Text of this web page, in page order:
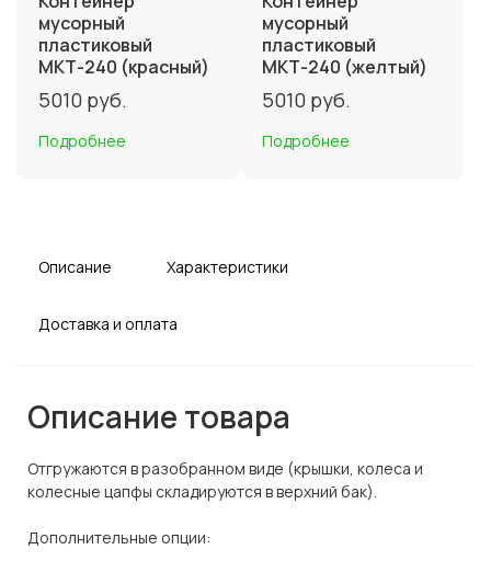
мусорный
пластиковый
МКТ-240 (красный)
5010 руб.
Подробнее
мусорный
пластиковый
МКТ-240 (желтый)
5010 руб.
Подробнее
Описание Характеристики
Доставка и оплата
Описание товара
Отгружаются в разобранном виде (крышки, колеса и
колесные цапфы складируются в верхний бак).
Дополнительные опции: